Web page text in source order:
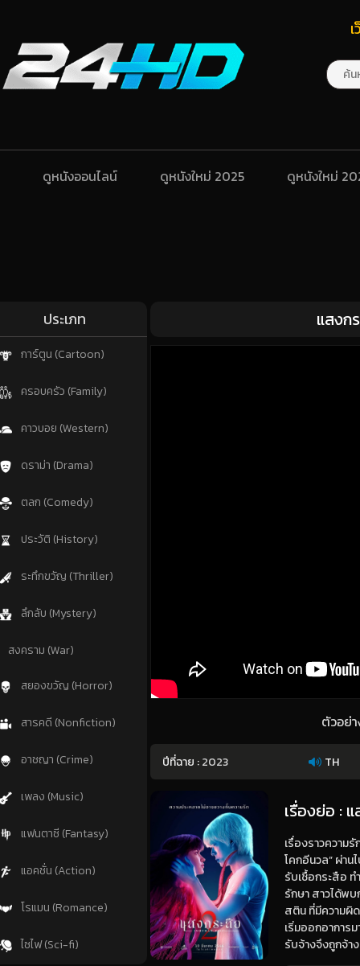
ดูหนังออนไลน์ ดูหนังใหม่ 2025 ดูหนังใหม่
ประเภท
การ์ตูน (Cartoon)
ครอบครัว (Family)
คาวบอย (Western)
ดราม่า (Drama)
ตลก (Comedy)
ประวัติ (History)
ระทึกขวัญ (Thriller)
ลึกลับ (Mystery)
สงคราม (War)
สยองขวัญ (Horror)
สารคดี (Nonfiction)
อาชญา (Crime)
เพลง (Music)
แฟนตาซี (Fantasy)
แอคชั่น (Action)
โรแมน (Romance)
ไซไฟ (Sci-fi)
แสงก
ตัวอย่
ปีที่ฉาย :2023 TH
เรื่องย่อ :
เรื่องราวความ
โคกอีนวล” ผ่า
รับเชื้อกระสือ ท
รักษา สาวได้พ
สติน ที่มีความผิ
เริ่มออกอาการ
รับจ้างจึงถูกจ้า